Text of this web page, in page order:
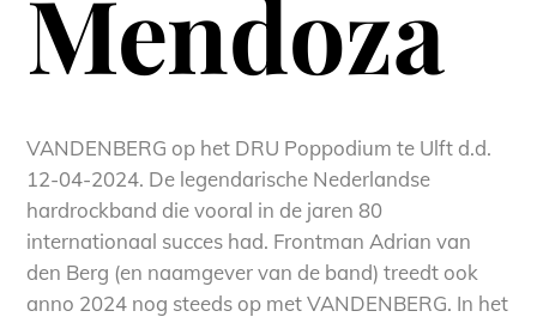
Mendoza
VANDENBERG op het DRU Poppodium te Ulft d.d.
12-04-2024. De legendarische Nederlandse
hardrockband die vooral in de jaren 80
internationaal succes had. Frontman Adrian van
den Berg (en naamgever van de band) treedt ook
anno 2024 nog steeds op met VANDENBERG. In het